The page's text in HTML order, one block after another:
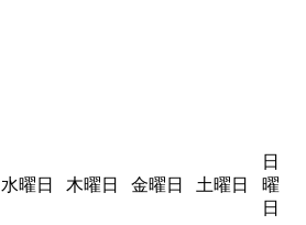
水曜日 木曜日 金曜日 土曜日
日
曜
日